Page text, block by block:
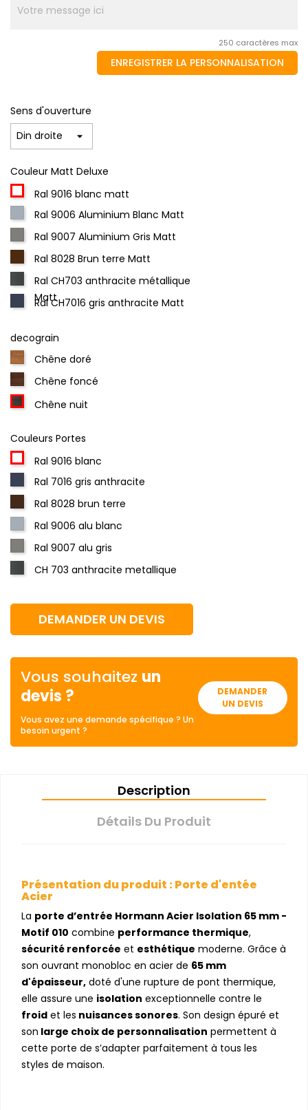
250 caractères max
ENREGISTRER LA PERSONNALISATION
Sens d'ouverture
Couleur Matt Deluxe
Ral 9016 blanc matt
Ral 9006 Aluminium Blanc Matt
Ral 9007 Aluminium Gris Matt
Ral 8028 Brun terre Matt
Ral CH703 anthracite métallique
Matt
Ral CH7016 gris anthracite Matt
decograin
Chêne doré
Chêne foncé
Chêne nuit
Couleurs Portes
Ral 9016 blanc
Ral 7016 gris anthracite
Ral 8028 brun terre
Ral 9006 alu blanc
Ral 9007 alu gris
CH 703 anthracite metallique
DEMANDER UN DEVIS
Vous souhaitez un
devis ?
Vous avez une demande spécifique ? Un
besoin urgent ?
DEMANDER
UN DEVIS
Description
Détails Du Produit
Présentation du produit : Porte d'entée
Acier
La porte d’entrée Hormann Acier Isolation 65 mm -
Motif 010 combine performance thermique,
sécurité renforcée et esthétique moderne. Grâce à
son ouvrant monobloc en acier de 65 mm
d'épaisseur, doté d'une rupture de pont thermique,
elle assure une isolation exceptionnelle contre le
froid et les nuisances sonores. Son design épuré et
son large choix de personnalisation permettent à
cette porte de s’adapter parfaitement à tous les
styles de maison.